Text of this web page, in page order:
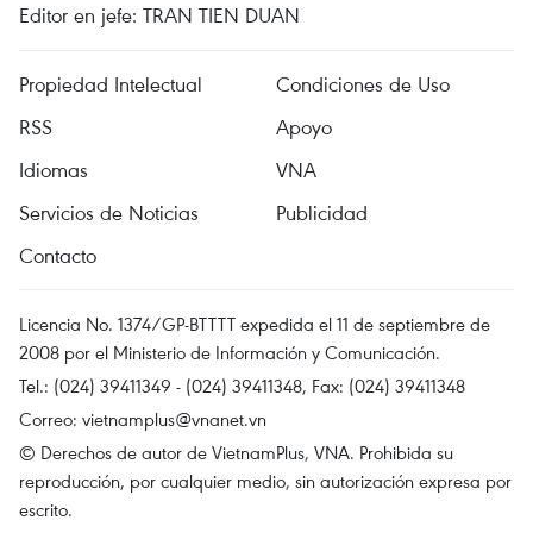
Editor en jefe: TRAN TIEN DUAN
Propiedad Intelectual
Condiciones de Uso
RSS
Apoyo
Idiomas
VNA
Servicios de Noticias
Publicidad
Contacto
Licencia No. 1374/GP-BTTTT expedida el 11 de septiembre de
2008 por el Ministerio de Información y Comunicación.
Tel.: (024) 39411349 - (024) 39411348, Fax: (024) 39411348
Correo: vietnamplus@vnanet.vn
© Derechos de autor de VietnamPlus, VNA. Prohibida su
reproducción, por cualquier medio, sin autorización expresa por
escrito.